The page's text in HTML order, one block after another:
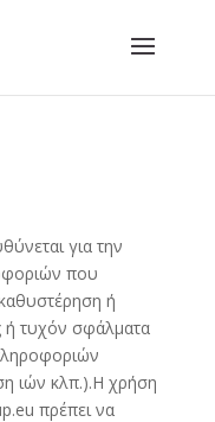
για την
που
ή
ή τυχόν σφάλματα
ιών κλπ.).Η χρήση
πρέπει να